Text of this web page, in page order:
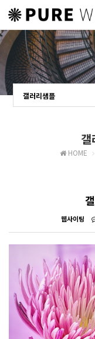
갤러리샘플
HOME
웹사이팅